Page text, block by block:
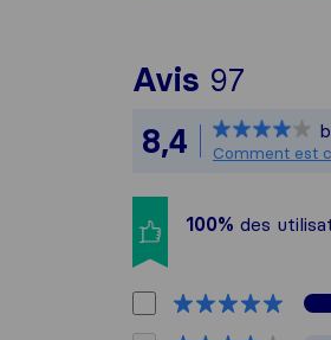
Avis 97
Tous
8,4 Comment est
100% des